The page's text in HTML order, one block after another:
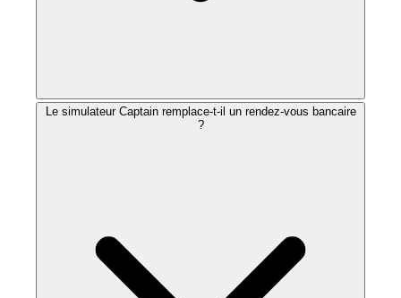
Le simulateur Captain remplace-t-il un rendez-vous bancaire
?